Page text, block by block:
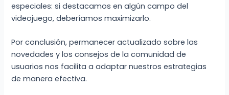
especiales: si destacamos en algún campo del
videojuego, deberíamos maximizarlo.
Por conclusión, permanecer actualizado sobre las
novedades y los consejos de la comunidad de
usuarios nos facilita a adaptar nuestros estrategias
de manera efectiva.